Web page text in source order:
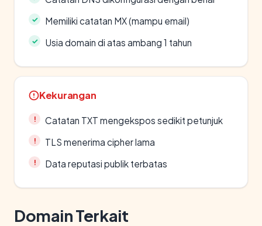
Memiliki catatan MX (mampu email)
Usia domain di atas ambang 1 tahun
Kekurangan
Catatan TXT mengekspos sedikit petunjuk
TLS menerima cipher lama
Data reputasi publik terbatas
Domain Terkait